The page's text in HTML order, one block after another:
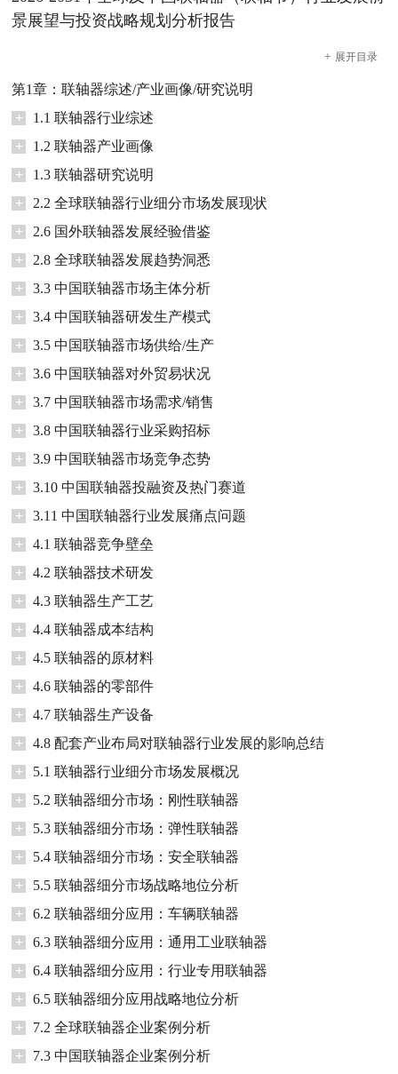
景展望与投资战略规划分析报告
+ 展开目录
第1章：联轴器综述/产业画像/研究说明
+
1.1 联轴器行业综述
+
1.2 联轴器产业画像
+
1.3 联轴器研究说明
+
2.2 全球联轴器行业细分市场发展现状
+
2.6 国外联轴器发展经验借鉴
+
2.8 全球联轴器发展趋势洞悉
+
3.3 中国联轴器市场主体分析
+
3.4 中国联轴器研发生产模式
+
3.5 中国联轴器市场供给/生产
+
3.6 中国联轴器对外贸易状况
+
3.7 中国联轴器市场需求/销售
+
3.8 中国联轴器行业采购招标
+
3.9 中国联轴器市场竞争态势
+
3.10 中国联轴器投融资及热门赛道
+
3.11 中国联轴器行业发展痛点问题
+
4.1 联轴器竞争壁垒
+
4.2 联轴器技术研发
+
4.3 联轴器生产工艺
+
4.4 联轴器成本结构
+
4.5 联轴器的原材料
+
4.6 联轴器的零部件
+
4.7 联轴器生产设备
+
4.8 配套产业布局对联轴器行业发展的影响总结
+
5.1 联轴器行业细分市场发展概况
+
5.2 联轴器细分市场：刚性联轴器
+
5.3 联轴器细分市场：弹性联轴器
+
5.4 联轴器细分市场：安全联轴器
+
5.5 联轴器细分市场战略地位分析
+
6.2 联轴器细分应用：车辆联轴器
+
6.3 联轴器细分应用：通用工业联轴器
+
6.4 联轴器细分应用：行业专用联轴器
+
6.5 联轴器细分应用战略地位分析
+
7.2 全球联轴器企业案例分析
+
7.3 中国联轴器企业案例分析